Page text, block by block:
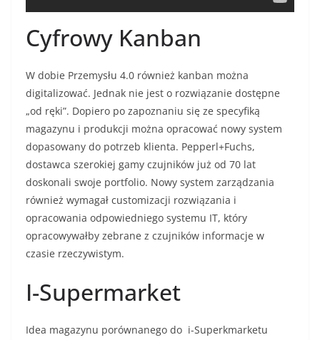
Cyfrowy Kanban
W dobie Przemysłu 4.0 również kanban można
digitalizować. Jednak nie jest o rozwiązanie dostępne
„od ręki”. Dopiero po zapoznaniu się ze specyfiką
magazynu i produkcji można opracować nowy system
dopasowany do potrzeb klienta. Pepperl+Fuchs,
dostawca szerokiej gamy czujników już od 70 lat
doskonali swoje portfolio. Nowy system zarządzania
również wymagał customizacji rozwiązania i
opracowania odpowiedniego systemu IT, który
opracowywałby zebrane z czujników informacje w
czasie rzeczywistym.
I-Supermarket
Idea magazynu porównanego do i-Superkmarketu